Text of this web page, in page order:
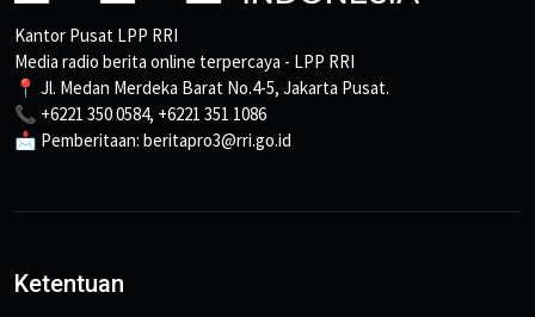
Kantor Pusat LPP RRI
Media radio berita online terpercaya - LPP RRI
📍 Jl. Medan Merdeka Barat No.4-5, Jakarta Pusat.
📞 +6221 350 0584, +6221 351 1086
📩 Pemberitaan: beritapro3@rri.go.id
Ketentuan